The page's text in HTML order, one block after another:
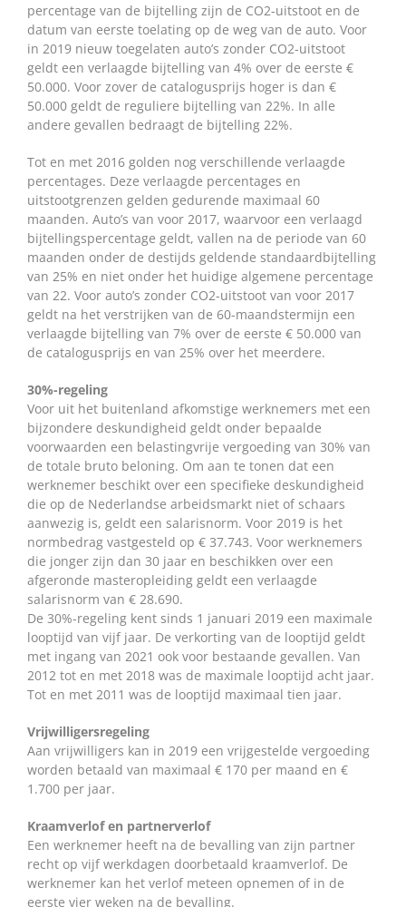
percentage van de bijtelling zijn de CO2-uitstoot en de
datum van eerste toelating op de weg van de auto. Voor
in 2019 nieuw toegelaten auto’s zonder CO2-uitstoot
geldt een verlaagde bijtelling van 4% over de eerste €
50.000. Voor zover de catalogusprijs hoger is dan €
50.000 geldt de reguliere bijtelling van 22%. In alle
andere gevallen bedraagt de bijtelling 22%.
Tot en met 2016 golden nog verschillende verlaagde
percentages. Deze verlaagde percentages en
uitstootgrenzen gelden gedurende maximaal 60
maanden. Auto’s van voor 2017, waarvoor een verlaagd
bijtellingspercentage geldt, vallen na de periode van 60
maanden onder de destijds geldende standaardbijtelling
van 25% en niet onder het huidige algemene percentage
van 22. Voor auto’s zonder CO2-uitstoot van voor 2017
geldt na het verstrijken van de 60-maandstermijn een
verlaagde bijtelling van 7% over de eerste € 50.000 van
de catalogusprijs en van 25% over het meerdere.
30%-regeling
Voor uit het buitenland afkomstige werknemers met een
bijzondere deskundigheid geldt onder bepaalde
voorwaarden een belastingvrije vergoeding van 30% van
de totale bruto beloning. Om aan te tonen dat een
werknemer beschikt over een specifieke deskundigheid
die op de Nederlandse arbeidsmarkt niet of schaars
aanwezig is, geldt een salarisnorm. Voor 2019 is het
normbedrag vastgesteld op € 37.743. Voor werknemers
die jonger zijn dan 30 jaar en beschikken over een
afgeronde masteropleiding geldt een verlaagde
salarisnorm van € 28.690.
De 30%-regeling kent sinds 1 januari 2019 een maximale
looptijd van vijf jaar. De verkorting van de looptijd geldt
met ingang van 2021 ook voor bestaande gevallen. Van
2012 tot en met 2018 was de maximale looptijd acht jaar.
Tot en met 2011 was de looptijd maximaal tien jaar.
Vrijwilligersregeling
Aan vrijwilligers kan in 2019 een vrijgestelde vergoeding
worden betaald van maximaal € 170 per maand en €
1.700 per jaar.
Kraamverlof en partnerverlof
Een werknemer heeft na de bevalling van zijn partner
recht op vijf werkdagen doorbetaald kraamverlof. De
werknemer kan het verlof meteen opnemen of in de
eerste vier weken na de bevalling.